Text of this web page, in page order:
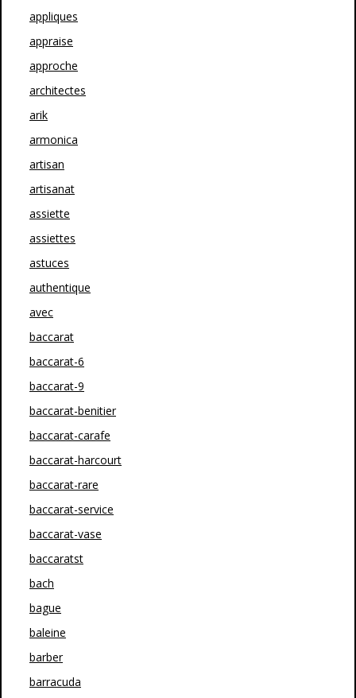
appliques
appraise
approche
architectes
arik
armonica
artisan
artisanat
assiette
assiettes
astuces
authentique
avec
baccarat
baccarat-6
baccarat-9
baccarat-benitier
baccarat-carafe
baccarat-harcourt
baccarat-rare
baccarat-service
baccarat-vase
baccaratst
bach
bague
baleine
barber
barracuda